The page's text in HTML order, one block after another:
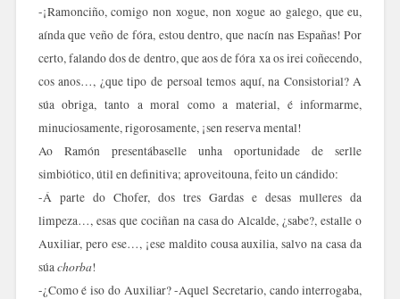
-¡Ramonciño, comigo non xogue, non xogue ao galego, que eu,
aínda que veño de fóra, estou dentro, que nacín nas Españas! Por
certo, falando dos de dentro, que aos de fóra xa os irei coñecendo,
cos anos…, ¿que tipo de persoal temos aquí, na Consistorial? A
súa obriga, tanto a moral como a material, é informarme,
minuciosamente, rigorosamente, ¡sen reserva mental!
Ao Ramón presentábaselle unha oportunidade de serlle
simbiótico, útil en definitiva; aproveitouna, feito un cándido:
-Á parte do Chofer, dos tres Gardas e desas mulleres da
limpeza…, esas que cociñan na casa do Alcalde, ¿sabe?, estalle o
Auxiliar, pero ese…, ¡ese maldito cousa auxilia, salvo na casa da
súachorba!
-¿Como é iso do Auxiliar? -Aquel Secretario, cando interrogaba,